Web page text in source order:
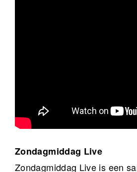
Zondagmiddag Live
Zondagmiddag Live is een